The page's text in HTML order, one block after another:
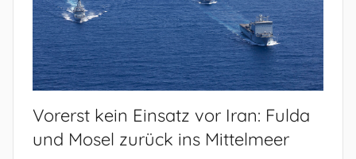
Vorerst kein Einsatz vor Iran: Fulda
und Mosel zurück ins Mittelmeer